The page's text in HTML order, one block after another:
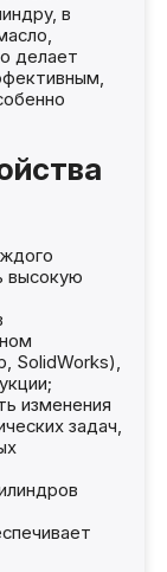
в
делает
высокую
SolidWorks),
изменения
задач,